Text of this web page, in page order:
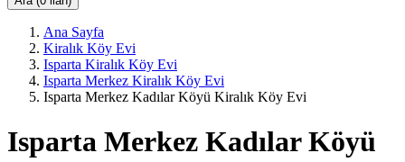
Ana Sayfa
Kiralık Köy Evi
Isparta Kiralık Köy Evi
Isparta Merkez Kiralık Köy Evi
Isparta Merkez Kadılar Köyü Kiralık Köy Evi
Isparta Merkez Kadılar Köyü